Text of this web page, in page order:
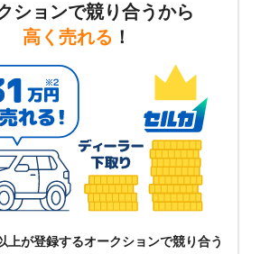
ションで競り合うから
高く売れる ！
上が登録するオークションで競り合う